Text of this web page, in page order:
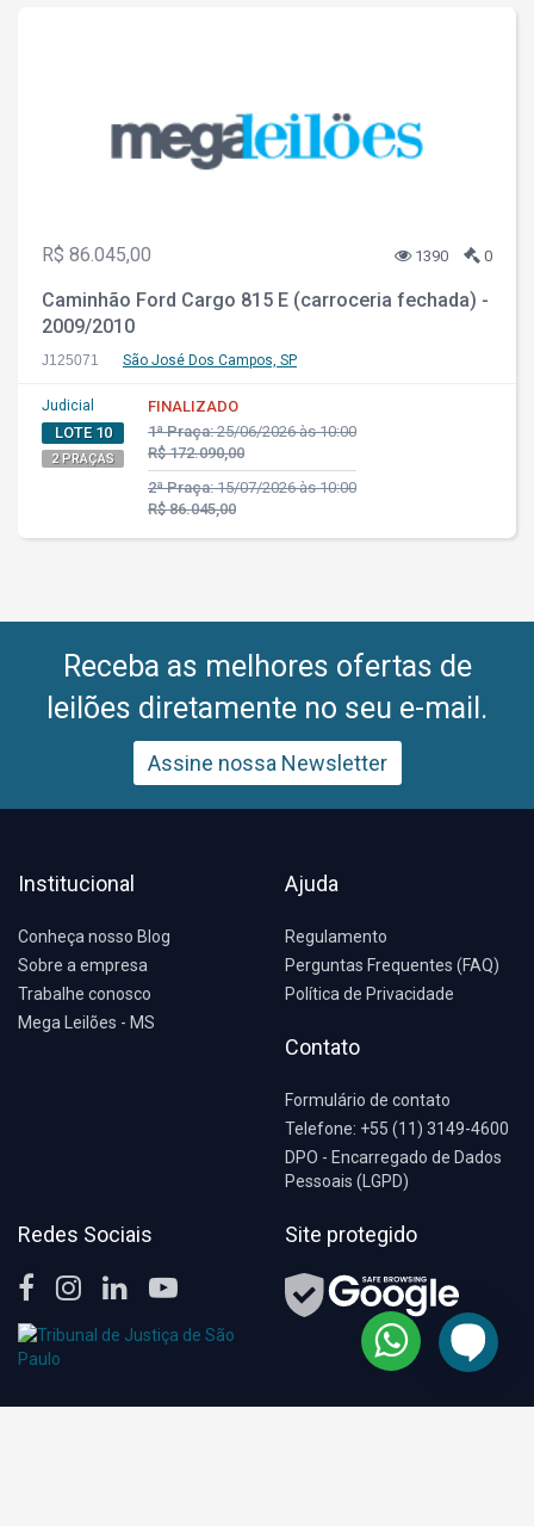
R$ 86.045,00 1390 0
Caminhão Ford Cargo 815 E (carroceria fechada) -
2009/2010
J125071 São José Dos Campos, SP
Judicial
LOTE 10
2 PRAÇAS
FINALIZADO
1ª Praça:25/06/2026 às 10:00
R$ 172.090,00
2ª Praça:15/07/2026 às 10:00
R$ 86.045,00
Receba as melhores ofertas de
leilões diretamente no seu e-mail.
Assine nossa Newsletter
Institucional
Conheça nosso Blog
Sobre a empresa
Trabalhe conosco
Mega Leilões - MS
Ajuda
Regulamento
Perguntas Frequentes (FAQ)
Política de Privacidade
Contato
Formulário de contato
Telefone: +55 (11) 3149-4600
DPO - Encarregado de Dados
Pessoais (LGPD)
Redes Sociais Site protegido